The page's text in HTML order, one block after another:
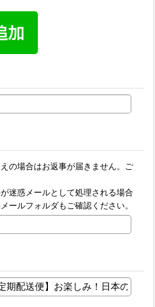
の場合はお返事が届きません。ご
迷惑メールとして処理される場合
ールフォルダもご確認ください。